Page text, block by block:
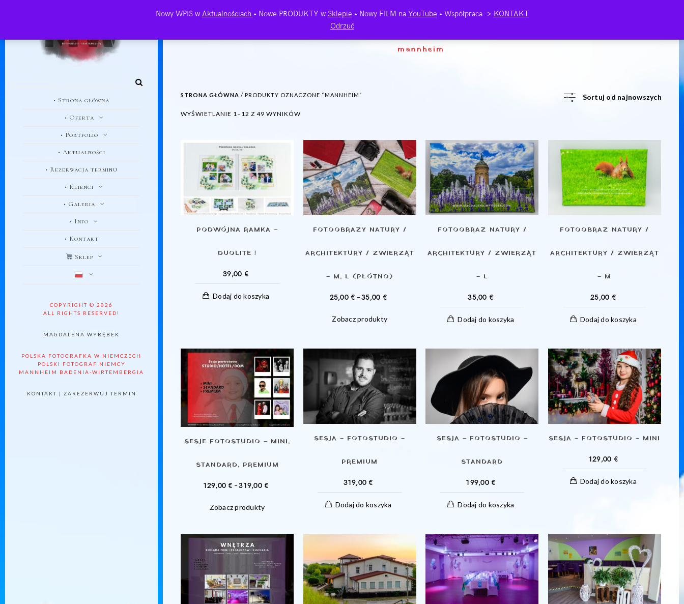
• Strona główna
• Oferta
• Portfolio
• Aktualności
• Rezerwacja terminu
• Klienci
• Galeria
• Info
• Kontakt
Sklep
COPYRIGHT © 2026
ALL RIGHTS RESERVED!
MAGDALENA WYRĘBEK
POLSKA FOTOGRAFKA W NIEMCZECH
POLSKI FOTOGRAF NIEMCY
MANNHEIM BADENIA-WIRTEMBERGIA
KONTAKT | ZAREZERWUJ TERMIN
mannheim
STRONA GŁÓWNA / PRODUKTY OZNACZONE “MANNHEIM”
WYŚWIETLANIE 1–12 Z 49 WYNIKÓW
Sortuj od najnowszych
PODWÓJNA RAMKA –
DUOLITE !
39,00 €
Dodaj do koszyka
FOTOOBRAZY NATURY /
ARCHITEKTURY / ZWIERZĄT
– M, L (PŁÓTNO)
25,00 € –35,00 €ZAKRES
OD
Zobacz produkty
FOTOOBRAZ NATURY /
ARCHITEKTURY / ZWIERZĄT
– L
35,00 €
Dodaj do koszyka
FOTOOBRAZ NATURY /
ARCHITEKTURY / ZWIERZĄT
– M
25,00 €
Dodaj do koszyka
SESJE FOTOSTUDIO – MINI,
STANDARD, PREMIUM
129,00 € –319,00 €
Zobacz produkty
SESJA – FOTOSTUDIO –
PREMIUM
319,00 €
Dodaj do koszyka
SESJA – FOTOSTUDIO –
STANDARD
199,00 €
Dodaj do koszyka
SESJA – FOTOSTUDIO – MINI
129,00 €
Dodaj do koszyka
Nowy WPIS w Aktualnościach • Nowe PRODUKTY w Sklepie • Nowy FILM na YouTube • Współpraca -> KONTAKT
Odrzuć